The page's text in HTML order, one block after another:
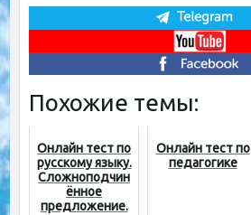
Похожие темы:
Онлайн тест по
русскому языку.
Сложноподчин
ённое
предложение.
Онлайн тест по
педагогике